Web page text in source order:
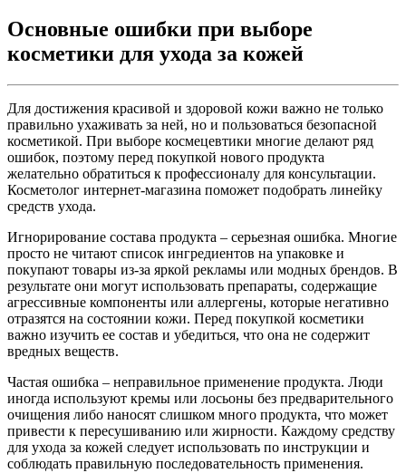
Основные ошибки при выборе
косметики для ухода за кожей
Для достижения красивой и здоровой кожи важно не только
правильно ухаживать за ней, но и пользоваться безопасной
косметикой. При выборе космецевтики многие делают ряд
ошибок, поэтому перед покупкой нового продукта
желательно обратиться к профессионалу для консультации.
Косметолог интернет-магазина поможет подобрать линейку
средств ухода.
Игнорирование состава продукта – серьезная ошибка. Многие
просто не читают список ингредиентов на упаковке и
покупают товары из-за яркой рекламы или модных брендов. В
результате они могут использовать препараты, содержащие
агрессивные компоненты или аллергены, которые негативно
отразятся на состоянии кожи. Перед покупкой косметики
важно изучить ее состав и убедиться, что она не содержит
вредных веществ.
Частая ошибка – неправильное применение продукта. Люди
иногда используют кремы или лосьоны без предварительного
очищения либо наносят слишком много продукта, что может
привести к пересушиванию или жирности. Каждому средству
для ухода за кожей следует использовать по инструкции и
соблюдать правильную последовательность применения.